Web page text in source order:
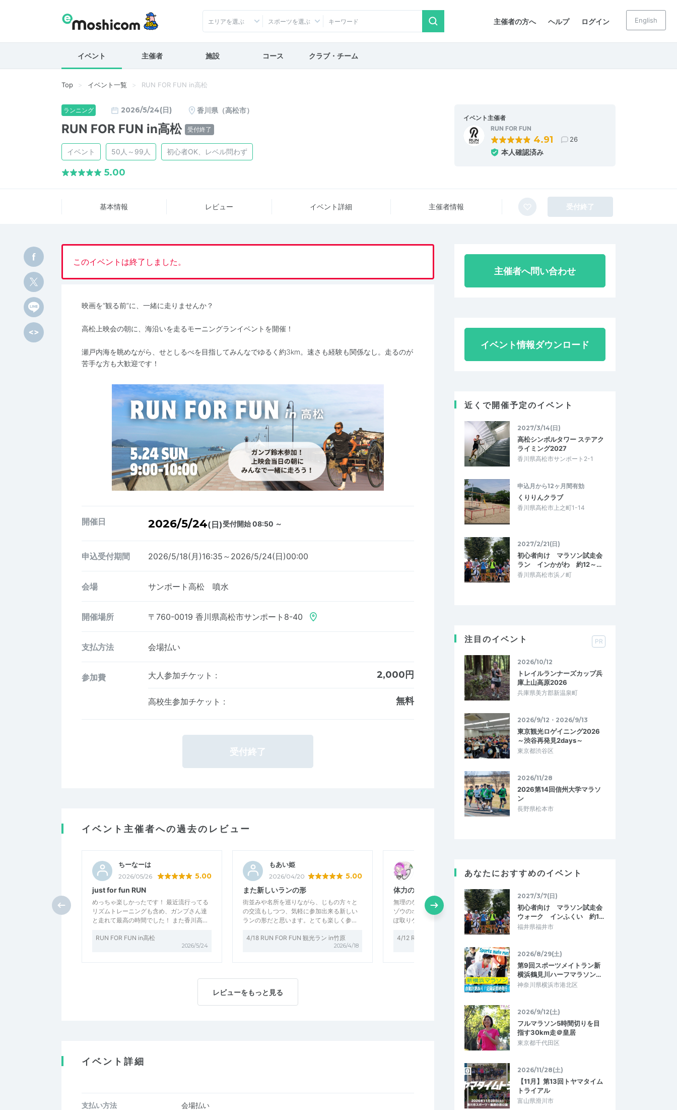
主催者の方へ ヘルプ ログイン
エリアを選ぶ スポーツを選ぶ English
イベント 主催者 施設 コース クラブ・チーム
Top イベント一覧 RUN FOR FUN in高松
ランニング 2026/5/24(日) 香川県（高松市）
RUN FOR FUN in高松 受付終了
イベント 50人～99人 初心者OK、レベル問わず
5.00
イベント主催者
RUN FOR FUN
4.91 26
本人確認済み
基本情報 レビュー イベント詳細 主催者情報 受付終了
このイベントは終了しました。
映画を“観る前”に、一緒に走りませんか？
高松上映会の朝に、海沿いを走るモーニングランイベントを開催！
瀬戸内海を眺めながら、せとしるべを目指してみんなでゆるく約3km。速さも経験も関係なし。走るのが
苦手な方も大歓迎です！
開催日 2026/5/24(日)受付開始 08:50 ～
申込受付期間 2026/5/18(月)16:35～2026/5/24(日)00:00
会場 サンポート高松 噴水
開催場所 〒760-0019 香川県高松市サンポート8-40
支払方法 会場払い
参加費 大人参加チケット : 2,000円
高校生参加チケット : 無料
受付終了
イベント主催者への過去のレビュー
ちーなーは
2026/05/26 5.00
just for fun RUN
めっちゃ楽しかったです！ 最近流行ってる
リズムトレーニングも含め、ガンプさん達
と走れて最高の時間でした！ また香川高…
RUN FOR FUN in高松
2026/5/24
もあい姫
2026/04/20 5.00
また新しいランの形
街並みや名所を巡りながら、じもの方々と
の交流もしつつ、気軽に参加出来る新しい
ランの形だと思います。とても楽しく参…
4/18 RUN FOR FUN 観光ラン in竹原
2026/4/18
5.00
体力の無い私にちょうど良いRUN
無理のないスピードで公園までユルRUN。
ゾウのポーズでの集合写真ww公園でのしっ
ぽ取りゲームは女性、子ども達、男性チ…
4/12 RUN FOR FUN in周南
2026/4/12
2026/02/02
久しぶりに会う方から初めましての方ま
で、いろんな人と話をすることができまし
た！ 非常に喋りやすい雰囲気で楽しかっ…
レビューをもっと見る
イベント詳細
支払い方法 会場払い
主催者へ問い合わせ
イベント情報ダウンロード
近くで開催予定のイベント
2027/3/14(日)
高松シンボルタワー ステアク
ライミング2027
香川県高松市サンポート2-1
申込月から12ヶ月間有効
くりりんクラブ
香川県高松市上之町1-14
2027/2/21(日)
初心者向け マラソン試走会
ラン インかがわ 約12～…
香川県高松市浜ノ町
注目のイベント PR
2026/10/12
トレイルランナーズカップ兵
庫上山高原2026
兵庫県美方郡新温泉町
2026/9/12・2026/9/13
東京観光ロゲイニング2026
～渋谷再発見2days～
東京都渋谷区
2026/11/28
2026第14回信州大学マラソ
ン
長野県松本市
あなたにおすすめのイベント
2027/3/7(日)
初心者向け マラソン試走会
ウォーク インふくい 約1…
福井県福井市
2026/8/29(土)
第9回スポーツメイトラン新
横浜鶴見川ハーフマラソン…
神奈川県横浜市港北区
2026/9/12(土)
フルマラソン5時間切りを目
指す30km走＠皇居
東京都千代田区
2026/11/28(土)
【11月】第13回トヤマタイム
トライアル
富山県滑川市